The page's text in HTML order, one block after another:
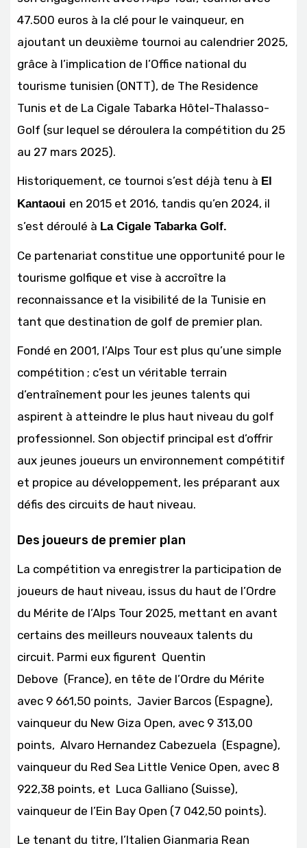
47.500 euros à la clé pour le vainqueur, en
ajoutant un deuxième tournoi au calendrier 2025,
grâce à l’implication de l’Office national du
tourisme tunisien (ONTT), de The Residence
Tunis et de La Cigale Tabarka Hôtel-Thalasso-
Golf (sur lequel se déroulera la compétition du 25
au 27 mars 2025).
Historiquement, ce tournoi s’est déjà tenu à El
Kantaoui en 2015 et 2016, tandis qu’en 2024, il
s’est déroulé à La Cigale Tabarka Golf.
Ce partenariat constitue une opportunité pour le
tourisme golfique et vise à accroître la
reconnaissance et la visibilité de la Tunisie en
tant que destination de golf de premier plan.
Fondé en 2001, l’Alps Tour est plus qu’une simple
compétition ; c’est un véritable terrain
d’entraînement pour les jeunes talents qui
aspirent à atteindre le plus haut niveau du golf
professionnel. Son objectif principal est d’offrir
aux jeunes joueurs un environnement compétitif
et propice au développement, les préparant aux
défis des circuits de haut niveau.
Des joueurs de premier plan
La compétition va enregistrer la participation de
joueurs de haut niveau, issus du haut de l’Ordre
du Mérite de l’Alps Tour 2025, mettant en avant
certains des meilleurs nouveaux talents du
circuit. Parmi eux figurent Quentin
Debove (France), en tête de l’Ordre du Mérite
avec 9 661,50 points, Javier Barcos (Espagne),
vainqueur du New Giza Open, avec 9 313,00
points, Alvaro Hernandez Cabezuela (Espagne),
vainqueur du Red Sea Little Venice Open, avec 8
922,38 points, et Luca Galliano (Suisse),
vainqueur de l’Ein Bay Open (7 042,50 points).
Le tenant du titre, l’Italien Gianmaria Rean